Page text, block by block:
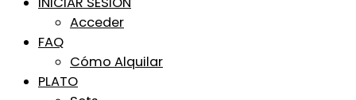
Acceder
FAQ
Cómo Alquilar
PLATO